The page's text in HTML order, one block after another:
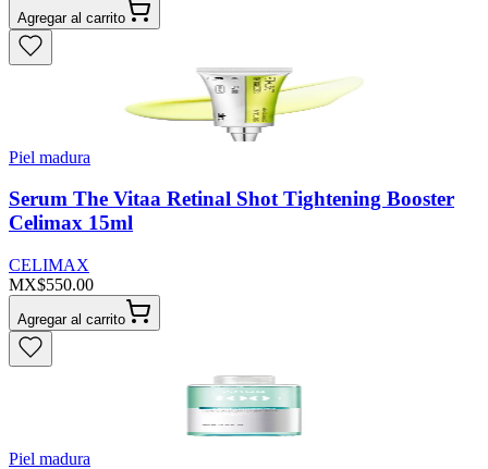
Agregar al carrito
Piel madura
Serum The Vitaa Retinal Shot Tightening Booster
Celimax 15ml
CELIMAX
MX$550.00
Agregar al carrito
Piel madura